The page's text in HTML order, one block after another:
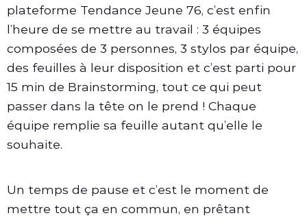
plateforme Tendance Jeune 76, c’est enfin
l’heure de se mettre au travail : 3 équipes
composées de 3 personnes, 3 stylos par équipe,
des feuilles à leur disposition et c’est parti pour
15 min de Brainstorming, tout ce qui peut
passer dans la tête on le prend ! Chaque
équipe remplie sa feuille autant qu’elle le
souhaite.
Un temps de pause et c’est le moment de
mettre tout ça en commun, en prêtant